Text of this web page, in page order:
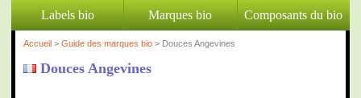
Labels bio Marques bio Composants du bio
Accueil > Guide des marques bio > Douces Angevines
Douces Angevines